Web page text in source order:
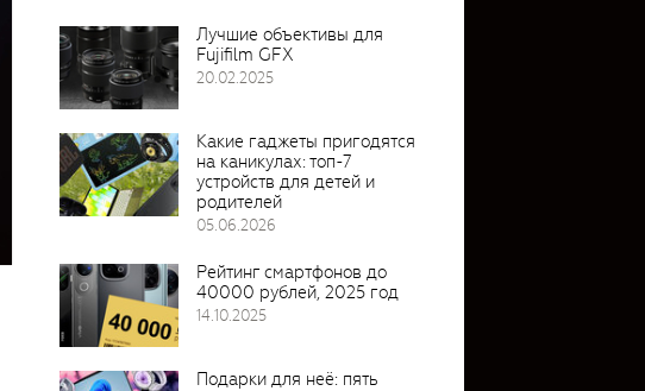
Лучшие объективы для
Fujifilm GFX
20.02.2025
Какие гаджеты пригодятся
на каникулах: топ-7
устройств для детей и
родителей
05.06.2026
Рейтинг смартфонов до
40000 рублей, 2025 год
14.10.2025
Подарки для неё: пять